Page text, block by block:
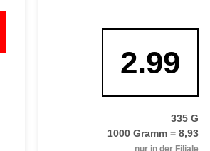
2.99
335 G
1000 Gramm = 8,93
nur in der Filiale